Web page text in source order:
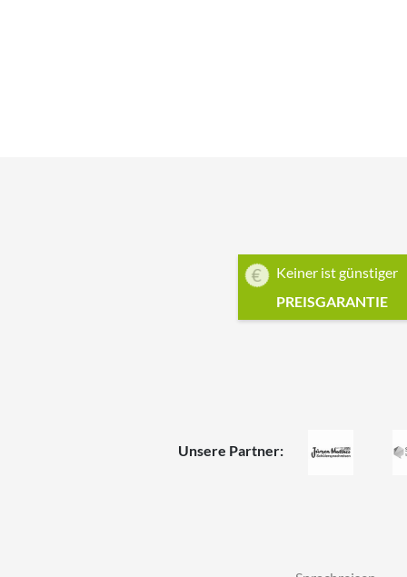
Keiner ist günstiger
PREISGARANTIE
Unsere Partner: